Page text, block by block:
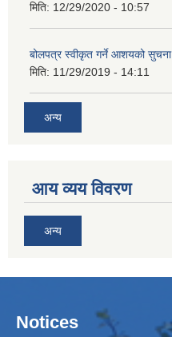
मिति: 12/29/2020 - 10:57
बोलपत्र स्वीकृत गर्ने आशयको सुचना
मिति: 11/29/2019 - 14:11
अन्य
आय व्यय विवरण
अन्य
Notices